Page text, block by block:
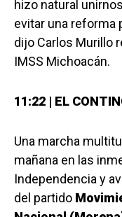
hizo natural
evitar una reforma
dijo Carlos Murillo
IMSS Michoacán.
11:22 | EL
Una marcha
mañana en las
Independencia y
del partido